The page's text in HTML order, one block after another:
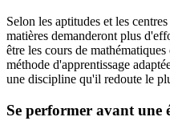
Selon les aptitudes et les
matières demanderont plus
être les cours de
méthode d'apprentissage
une discipline qu'il redoute le
Se performer avant une